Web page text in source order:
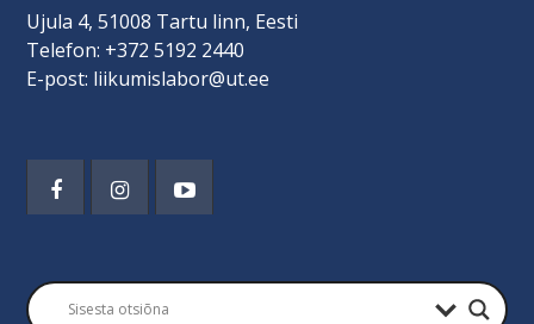
Ujula 4, 51008 Tartu linn, Eesti
Telefon: +372 5192 2440
E-post: liikumislabor@ut.ee